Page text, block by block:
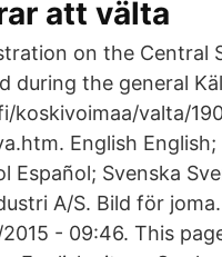
att välta
on the Central
during the general
koskivoimaa/valta/
English
Español; Svenska
A/S. Bild för
- 09:46. This